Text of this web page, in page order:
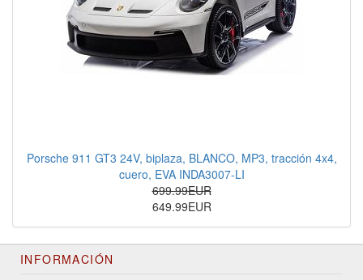
Porsche 911 GT3 24V, biplaza, BLANCO, MP3, tracción 4x4,
cuero, EVA INDA3007-LI
699.99EUR
649.99EUR
INFORMACIÓN